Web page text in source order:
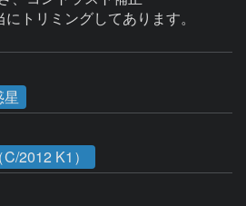
トリミングしてあります。
2012 K1）